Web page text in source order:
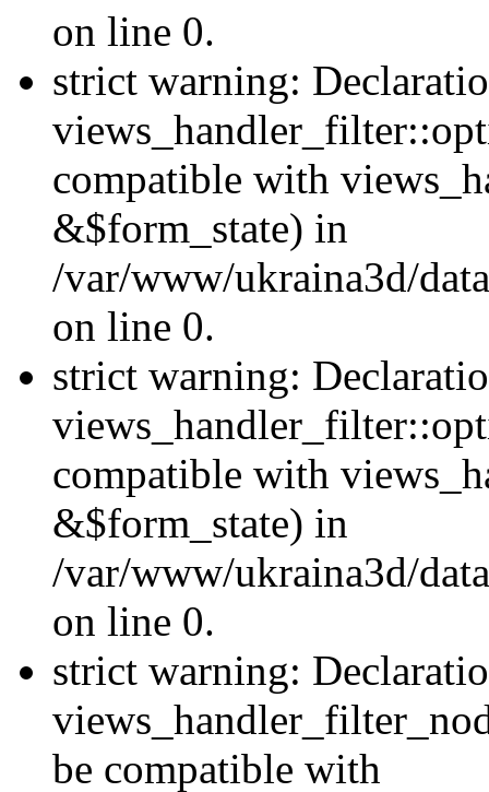
on line 0.
strict warning:
compatible with
&$form_state) in
/var/www/ukraina3d/
on line 0.
strict warning:
compatible with
&$form_state) in
/var/www/ukraina3d/
on line 0.
strict warning:
be compatible with